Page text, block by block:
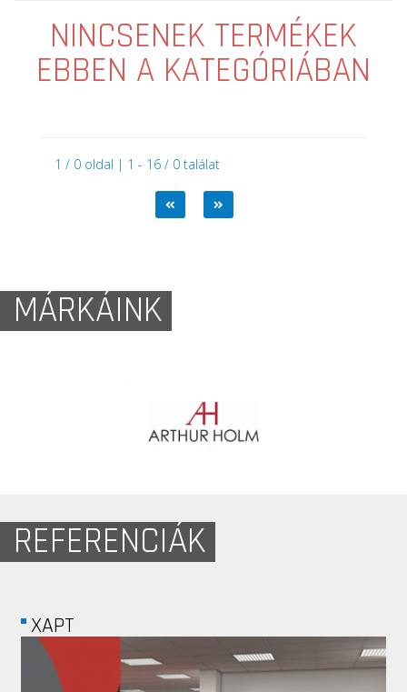
NINCSENEK TERMÉKEK
EBBEN A KATEGÓRIÁBAN
1 / 0 oldal | 1 - 16 / 0 találat
MÁRKÁINK
REFERENCIÁK
ALPHAGONN